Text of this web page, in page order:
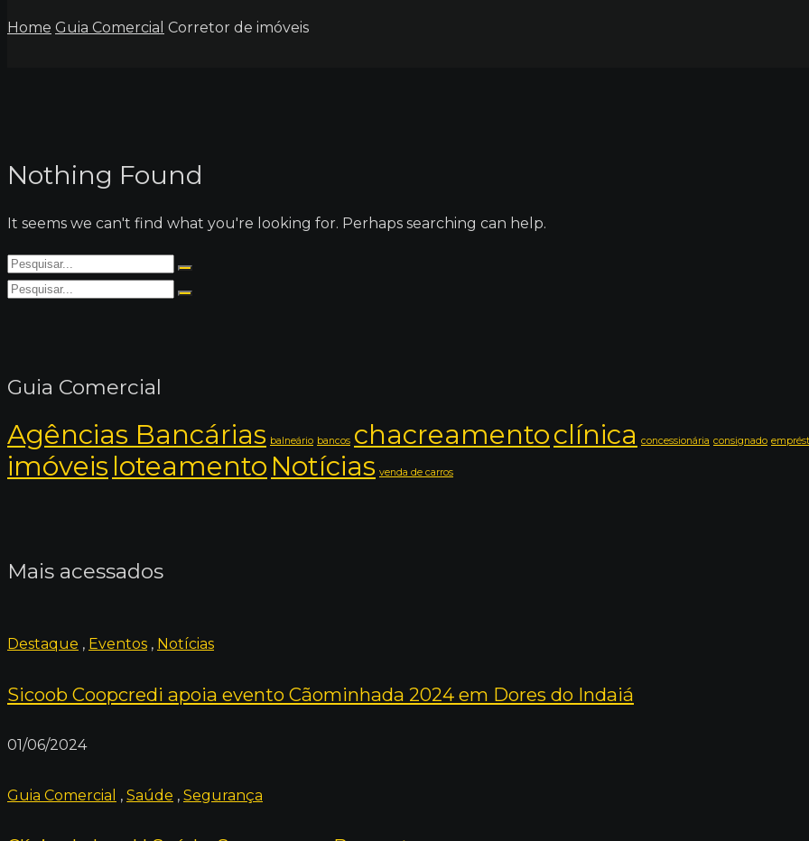
Home Guia Comercial Corretor de imóveis
Nothing Found
It seems we can't find what you're looking for. Perhaps searching can help.
Guia Comercial
Agências Bancárias balneário bancos chacreamentoclínica concessionária consignado
imóveis loteamento Notícias venda de carros
Mais acessados
Destaque , Eventos , Notícias
Sicoob Coopcredi apoia evento Cãominhada 2024 em Dores do Indaiá
01/06/2024
Guia Comercial , Saúde , Segurança